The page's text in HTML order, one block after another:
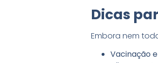
Dicas
Embora nem
Vacinação